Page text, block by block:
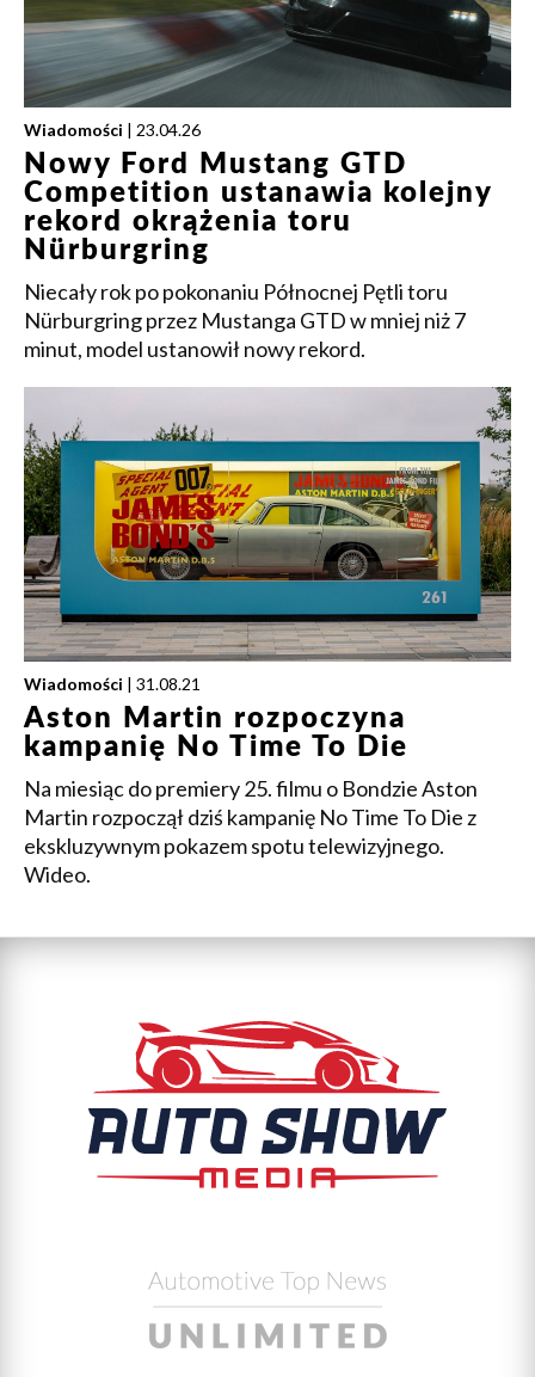
Wiadomości | 23.04.26
Nowy Ford Mustang GTD
Competition ustanawia kolejny
rekord okrążenia toru
Nürburgring
Niecały rok po pokonaniu Północnej Pętli toru
Nürburgring przez Mustanga GTD w mniej niż 7
minut, model ustanowił nowy rekord.
Wiadomości | 31.08.21
Aston Martin rozpoczyna
kampanię No Time To Die
Na miesiąc do premiery 25. filmu o Bondzie Aston
Martin rozpoczął dziś kampanię No Time To Die z
ekskluzywnym pokazem spotu telewizyjnego.
Wideo.